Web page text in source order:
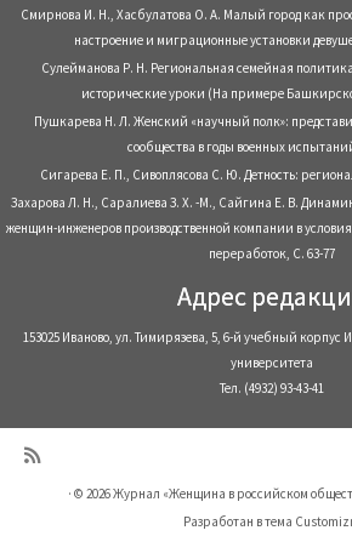
Смирнова И. Н., Хасбулатова О. А. Малый город как
настроение и миграционные установки
Сулейманова Р. Н. Региональная семейная политика
исторические уроки (На примере
Пушкарева Н. Л. Женский «научный полк»:
сообщества в годы военных
Сигарева Е. П., Сивоплясова С. Ю. Детность:
Захарова Л. Н., Саралиева З. Х. -М., Сайгина Е. В.
женщин-инженеров производственной компании в
переработок, С. 63-77
Адрес
153025 Иваново, ул. Тимирязева, 5, 6-й учебный корпус
университета
Тел. (4932) 93-43-41
· © 2026Журнал «Женщина в российском
Разработан втема